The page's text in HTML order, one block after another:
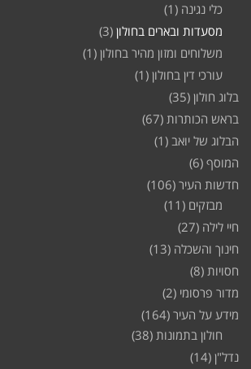
כלי נגינה (1)
מסעדות ובארים בחולון (3)
משלוחים ומזון מהיר בחולון (1)
עורכי דין בחולון (1)
בלוג חולון (35)
בראש הכותרות (67)
הבלוג של יואב (1)
המוסף (6)
חדשות העיר (106)
מבזקים (11)
חיי לילה (27)
חינוך והשכלה (13)
חסויות (8)
מדור פרסומי (2)
מידע על העיר (164)
חולון בתמונות (38)
נדל"ן (14)